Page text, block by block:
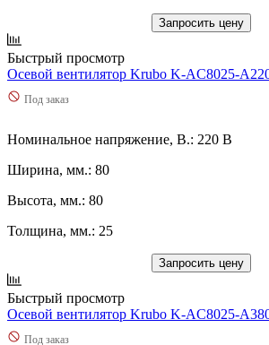
Запросить цену
Быстрый просмотр
Осевой вентилятор Krubo K-AC8025-
Под заказ
Номинальное напряжение, В.: 220 В
Ширина, мм.: 80
Высота, мм.: 80
Толщина, мм.: 25
Запросить цену
Быстрый просмотр
Осевой вентилятор Krubo K-AC8025-
Под заказ